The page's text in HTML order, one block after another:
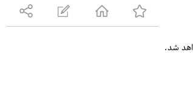
شد.